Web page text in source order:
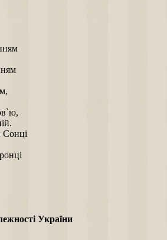
Сонці
України